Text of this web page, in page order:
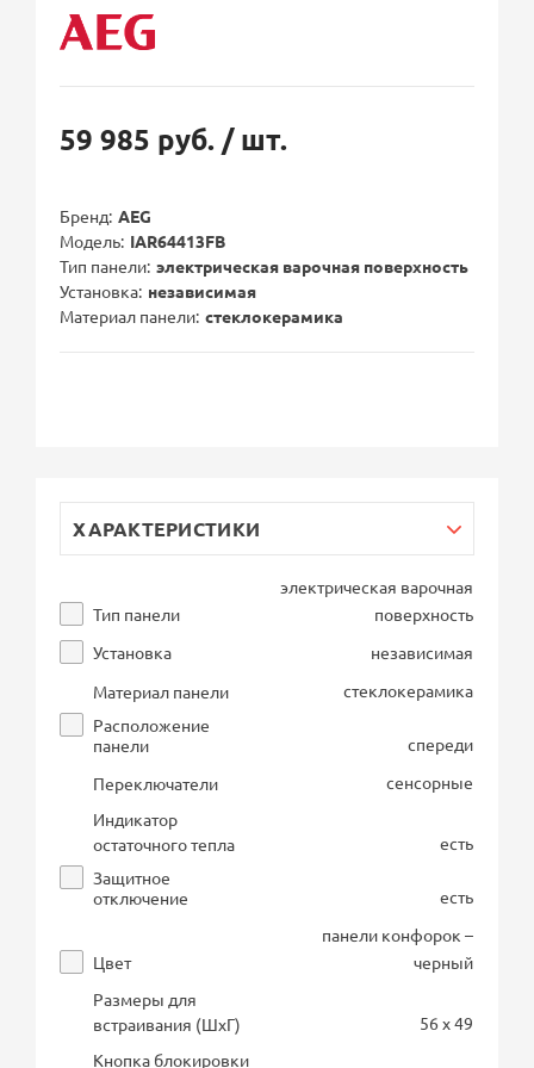
59 985 руб. / шт.
Бренд AEG
Модель IAR64413FB
Тип панели электрическая варочная поверхность
Установка независимая
Материал панели стеклокерамика
ХАРАКТЕРИСТИКИ
Тип панели
электрическая варочная
поверхность
Установка
независимая
Материал панели
стеклокерамика
Расположение
панели
спереди
Переключатели
сенсорные
Индикатор
остаточного тепла
есть
Защитное
отключение
есть
Цвет
панели конфорок –
черный
Размеры для
встраивания (ШхГ)
56 x 49
Кнопка блокировки